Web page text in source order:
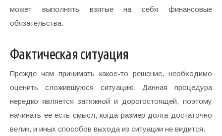
может выполнять взятые на себя финансовые
обязательства.
Фактическая ситуация
Прежде чем принимать какое-то решение, необходимо
оценить сложившуюся ситуацию. Данная процедура
нередко является затяжной и дорогостоящей, поэтому
начинать ее есть смысл, когда размер долга достаточно
велик, и иных способов выхода из ситуации не видится.